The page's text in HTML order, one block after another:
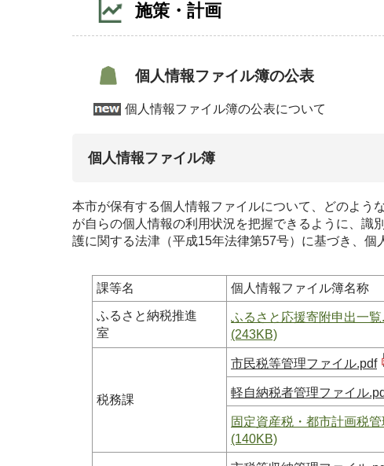
施策・計画
個人情報ファイル簿の公表
個人情報ファイル簿の公表について
個人情報ファイル簿
本市が保有する個人情報ファイルについて、どのよう
が自らの個人情報の利用状況を把握できるように、識
護に関する法津（平成15年法律第57号）に基づき、個
課等名 個人情報フ
ふるさと納税推進
室
ふるさと応援寄附申出一覧
(243KB)
税務課
市民税等管理ファイル.pdf
軽自納税者管理ファイル
固定資産税・都市計画税
(140KB)